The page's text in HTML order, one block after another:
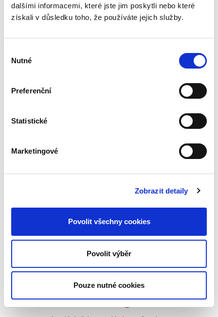
dalšími informacemi, které jste jim poskytli nebo které
získali v důsledku toho, že používáte jejich služby.
souhlasu
Nutné
Preferenční
Statistické
Marketingové
Zobrazit detaily
Povolit všechny cookies
Povolit výběr
Pouze nutné cookies
3. VYDÁNÍ
Třetí, podstatně přepracované a aktualizované
rozsáhlou novelu občanského zákoníku a
procesních předpisů ve věci...
Obchodní
družstva. 2. vydání
2. VYDÁNÍ
990,00 Kč